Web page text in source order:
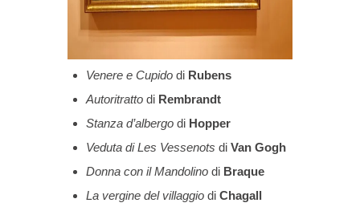
Venere e Cupido di Rubens
Autoritratto di Rembrandt
Stanza d’albergodi Hopper
Veduta di Les Vessenots di Van Gogh
Donna con il Mandolinodi Braque
La vergine del villaggiodi Chagall